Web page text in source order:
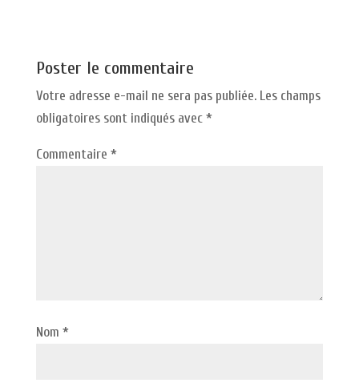
Poster le commentaire
Votre adresse e-mail ne sera pas publiée. Les champs
obligatoires sont indiqués avec *
Commentaire *
Nom *